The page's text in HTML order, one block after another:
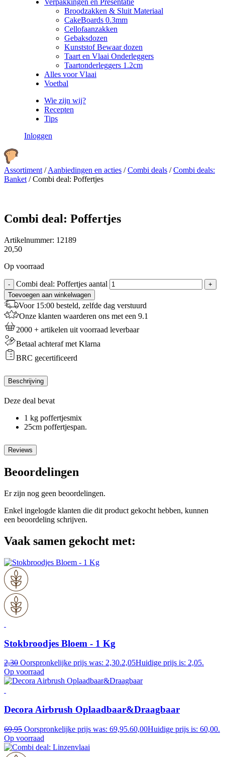
Verpakkingen en Presentatie
Broodzakken & Sluit Materiaal
CakeBoards 0.3mm
Cellofaanzakken
Gebaksdozen
Kunststof Bewaar dozen
Taart en Vlaai Onderleggers
Taartonderleggers 1.2cm
Alles voor Vlaai
Voetbal
Wie zijn wij?
Recepten
Tips
Inloggen
Assortiment /Aanbiedingen en acties /Combi deals /Combi deals:
Banket /Combi deal: Poffertjes
Combi deal: Poffertjes
Artikelnummer: 12189
20,50
Op voorraad
- Combi deal: Poffertjes aantal
+
Toevoegen aan winkelwagen
Voor 15:00 besteld, zelfde dag verstuurd
Onze klanten waarderen ons met een 9.1
2000 + artikelen uit voorraad leverbaar
Betaal achteraf met Klarna
BRC gecertificeerd
Beschrijving
Deze deal bevat
1 kg poffertjesmix
25cm poffertjespan.
Reviews
Beoordelingen
Er zijn nog geen beoordelingen.
Enkel ingelogde klanten die dit product gekocht hebben, kunnen
een beoordeling schrijven.
Vaak samen gekocht met:
Stokbroodjes Bloem - 1 Kg
2,30 Oorspronkelijke prijs was: 2,30.2,05Huidige prijs is: 2,05.
Op voorraad
Decora Airbrush Oplaadbaar&Draagbaar
69,95 Oorspronkelijke prijs was: 69,95.60,00Huidige prijs is: 60,00.
Op voorraad